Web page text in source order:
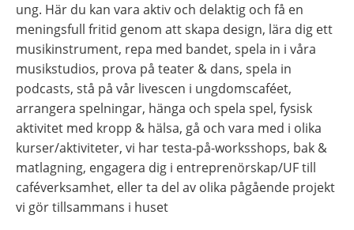
ung. Här du kan vara aktiv och delaktig och få en
meningsfull fritid genom att skapa design, lära dig ett
musikinstrument, repa med bandet, spela in i våra
musikstudios, prova på teater & dans, spela in
podcasts, stå på vår livescen i ungdomscaféet,
arrangera spelningar, hänga och spela spel, fysisk
aktivitet med kropp & hälsa, gå och vara med i olika
kurser/aktiviteter, vi har testa-på-worksshops, bak &
matlagning, engagera dig i entreprenörskap/UF till
caféverksamhet, eller ta del av olika pågående projekt
vi gör tillsammans i huset